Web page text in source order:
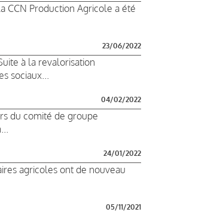
CCN Production Agricole a été
23/06/2022
à la revalorisation
sociaux...
04/02/2022
du comité de groupe
24/01/2022
agricoles ont de nouveau
05/11/2021